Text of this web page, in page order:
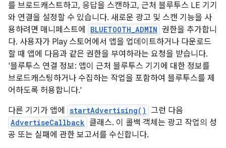
를 브로드캐스트하고, 응답을 스캔하고, 근처 블루투스 LE 기기
와 연결을 설정할 수 있습니다. 새로운 광고 및 스캔 기능을 사
용하려면 매니페스트에
BLUETOOTH_ADMIN 권한을 추가합니
다. 사용자가 Play 스토어에서 앱을 업데이트하거나 다운로드
할 때 앱에 다음과 같은 권한을 부여하라는 요청을 받습니다.
'블루투스 연결 정보: 앱이 근처 블루투스 기기에 대한 정보를
브로드캐스팅하거나 수집하는 작업을 포함하여 블루투스를 제
어하도록 허용합니다.'
다른 기기가 앱에
startAdvertising() 그런 다음
AdvertiseCallback 클래스. 이 콜백 객체는 광고 작업의 성
공 또는 실패에 관한 보고서를 수신합니다.